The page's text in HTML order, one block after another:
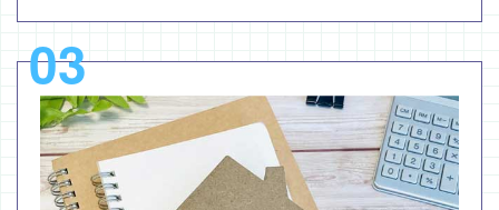
03